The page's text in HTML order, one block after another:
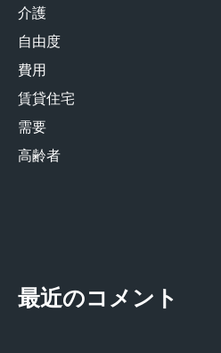
介護
自由度
費用
賃貸住宅
需要
高齢者
最近のコメント